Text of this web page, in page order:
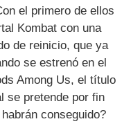
el primero de ellos
Kombat con una
de reinicio, que ya
se estrenó en el
Among Us, el título
se pretende por fin
conseguido?